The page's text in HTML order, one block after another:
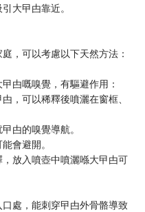
大曱甴靠近。
，可以考慮以下天然方法：
甴嘅嗅覺，有驅避作用：
，可以稀釋後噴灑在窗框、
甴的嗅覺導航。
會避開。
放入噴壺中噴灑喺大曱甴可
處，能刺穿曱甴外骨骼導致